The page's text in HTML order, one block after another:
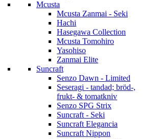
Mcusta
Mcusta Zanmai - Seki
Hachi
Hasegawa Collection
Mcusta Tomohiro
Yasohiso
Zanmai Elite
Suncraft
Senzo Dawn - Limited
Seseragi - tandad; bröd-,
frukt- & tomatkniv
Senzo SPG Strix
Suncraft - Seki
Suncraft Elegancia
Suncraft Nippon